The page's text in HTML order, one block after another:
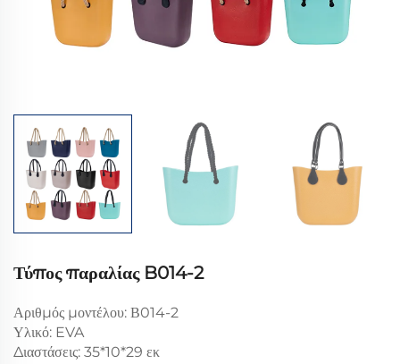
Τύπος παραλίας B014-2
Αριθμός μοντέλου: Β014-2
Υλικό: EVA
Διαστάσεις: 35*10*29 εκ